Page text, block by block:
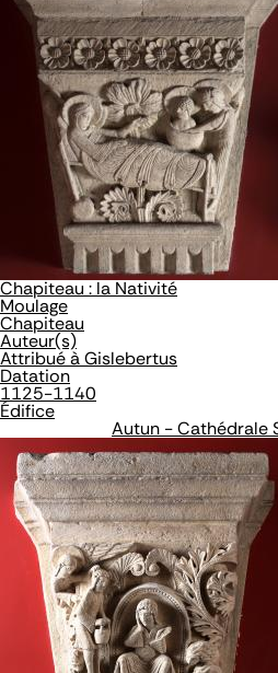
Chapiteau : la Nativité
Moulage
Chapiteau
Auteur(s)
Attribué à Gislebertus
Datation
1125-1140
Édifice
Autun - Cathédrale